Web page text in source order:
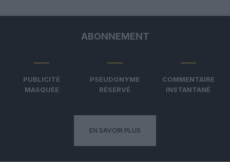
ABONNEMENT
PUBLICITÉ
MASQUÉE
PSEUDONYME
RÉSERVÉ
COMMENTAIRE
INSTANTANÉ
EN SAVOIR PLUS